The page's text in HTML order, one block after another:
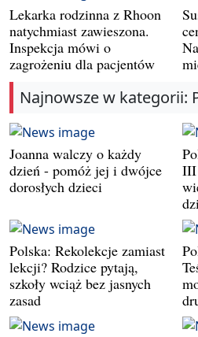
Lekarka rodzinna z Rhoon
natychmiast zawieszona.
Inspekcja mówi o
zagrożeniu dla pacjentów
Najnowsze w kategorii:
Joanna walczy o każdy
dzień - pomóż jej i dwójce
dorosłych dzieci
III
Polska: Rekolekcje zamiast
lekcji? Rodzice pytają,
szkoły wciąż bez jasnych
zasad